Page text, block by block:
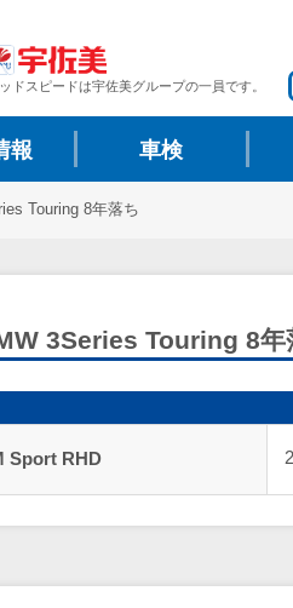
ドスピードは宇佐美グループの一員です。
報 車検
Touring 8年落ち
3Series Touring 8年
Sport RHD